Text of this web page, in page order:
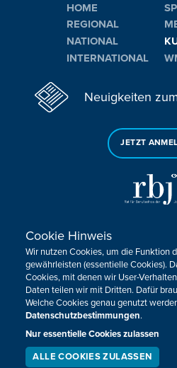
HOME
REGIONAL
NATIONAL
INTERNATIONAL
Neuigkeiten
JETZT
Sie haben noch Fragen
KONTAKTIEREN
Impressum Datenschutz
Cookie-Zustimmung
Design, Konzept &
Cookie Hinweis
Wir nutzen Cookies, um die Funktion
gewährleisten (essentielle Cookies).
Cookies, mit denen wir User-
Daten teilen wir mit Dritten. Dafür
Welche Cookies genau genutzt
Datenschutzbestimmungen.
Nur essentielle Cookies zulassen
ALLE COOKIES ZULASSEN
LIVESTREAM